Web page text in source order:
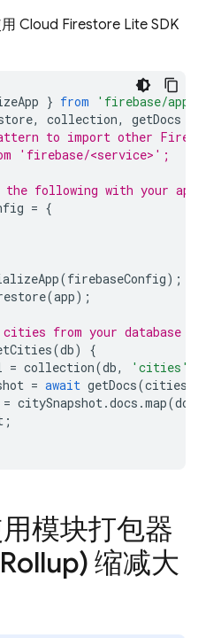
Cloud Firestore Lite SDK
} from 'firebase/app'
, collection, getDocs
to import other Firebase
'firebase/<service>';
the following with your app's
= {
(firebaseConfig);
(app);
from your database
(db)
{
= collection(db, 'cities'
= await getDocs(citiesCol
= citySnapshot.docs .map(doc
;
用模块打包器
Rollup) 缩减大